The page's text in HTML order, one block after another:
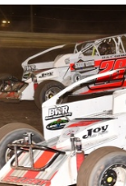
DSP 0141